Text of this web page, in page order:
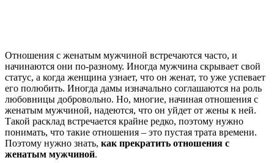
Отношения с женатым мужчиной встречаются часто, и
начинаются они по-разному. Иногда мужчина скрывает свой
статус, а когда женщина узнает, что он женат, то уже успевает
его полюбить. Иногда дамы изначально соглашаются на роль
любовницы добровольно. Но, многие, начиная отношения с
женатым мужчиной, надеются, что он уйдет от жены к ней.
Такой расклад встречается крайне редко, поэтому нужно
понимать, что такие отношения – это пустая трата времени.
Поэтому нужно знать, как прекратить отношения с
женатым мужчиной.